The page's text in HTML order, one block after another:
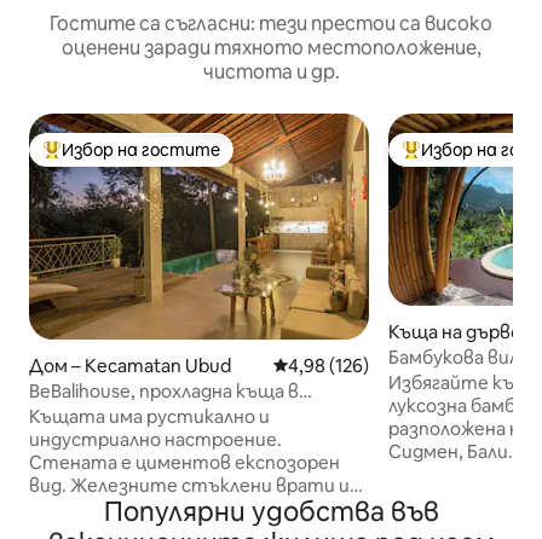
Гостите са съгласни: тези престои са високо
оценени заради тяхното местоположение,
чистота и др.
Най-популярен избор на гостите
Избор на гостите
Дом – Kecamatan Ubud Средна оценка: 4,98 от 5,
4,98 (126)
BeBalihouse, прохладна къща в
джунглата
Къщата има рустикално и
индустриално настроение.
Стената е циментов експозорен
вид. Железните стъклени врати и
прозорци, за да се гарантира
гледката към джунглата, която се
Най-популярен
Избор на
Къща на дърво –
Бамбукова вила
Къща на
Избягайте към
луксозна
разположена на
Сидмен, Бали.
планината
планинска
Популярни удобства във